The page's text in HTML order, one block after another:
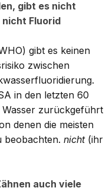
gibt es nicht
nicht Fluorid
gibt es keinen
zwischen
in den letzten 60
zurückgeführt
denen die meisten
beobachten. nicht (ihr
auch viele